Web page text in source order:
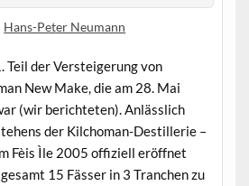
Hans-Peter Neumann
Teil der Versteigerung von
New Make, die am 28. Mai
(wir berichteten). Anlässlich
der Kilchoman-Destillerie –
Fèis Ìle 2005 offiziell eröffnet
15 Fässer in 3 Tranchen zu